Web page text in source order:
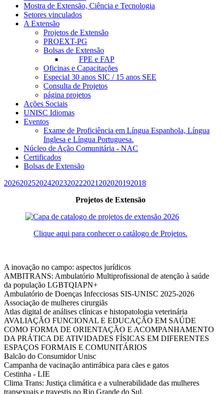
Mostra de Extensão, Ciência e Tecnologia
Setores vinculados
A Extensão
Projetos de Extensão
PROEXT-PG
Bolsas de Extensão
FPE e FAP
Oficinas e Capacitações
Especial 30 anos SIC / 15 anos SEE
Consulta de Projetos
página projetos
Ações Sociais
UNISC Idiomas
Eventos
Exame de Proficiência em Língua Espanhola, Língua
Inglesa e Língua Portuguesa.
Núcleo de Ação Comunitária - NAC
Certificados
Bolsas de Extensão
202620252024202320222021202020192018
Projetos de Extensão
Clique aqui para conhecer o catálogo de Projetos.
A inovação no campo: aspectos jurídicos
AMBITRANS: Ambulatório Multiprofissional de atenção à saúde
da população LGBTQIAPN+
Ambulatório de Doenças Infecciosas SIS-UNISC 2025-2026
Associação de mulheres cirurgiãs
Atlas digital de análises clínicas e histopatologia veterinária
AVALIAÇÃO FUNCIONAL E EDUCAÇÃO EM SAÚDE
COMO FORMA DE ORIENTAÇÃO E ACOMPANHAMENTO
DA PRÁTICA DE ATIVIDADES FÍSICAS EM DIFERENTES
ESPAÇOS FORMAIS E COMUNITÁRIOS
Balcão do Consumidor Unisc
Campanha de vacinação antirrábica para cães e gatos
Cestinha - LIE
Clima Trans: Justiça climática e a vulnerabilidade das mulheres
transexuais e travestis no Rio Grande do Sul.